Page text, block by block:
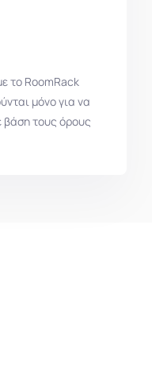
το RoomRack
μόνο για να
βάση τους όρους